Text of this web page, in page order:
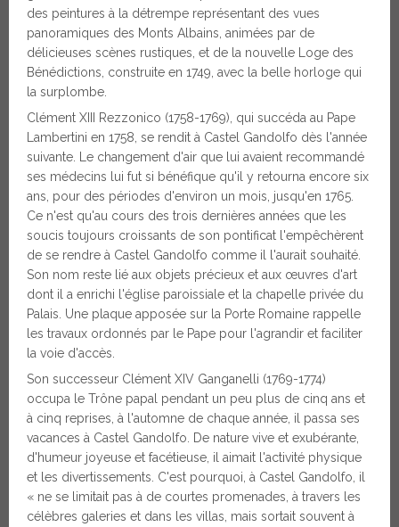
des peintures à la détrempe représentant des vues
panoramiques des Monts Albains, animées par de
délicieuses scènes rustiques, et de la nouvelle Loge des
Bénédictions, construite en 1749, avec la belle horloge qui
la surplombe.
Clément XIII Rezzonico (1758-1769), qui succéda au Pape
Lambertini en 1758, se rendit à Castel Gandolfo dès l'année
suivante. Le changement d'air que lui avaient recommandé
ses médecins lui fut si bénéfique qu'il y retourna encore six
ans, pour des périodes d'environ un mois, jusqu'en 1765.
Ce n'est qu'au cours des trois dernières années que les
soucis toujours croissants de son pontificat l'empêchèrent
de se rendre à Castel Gandolfo comme il l'aurait souhaité.
Son nom reste lié aux objets précieux et aux œuvres d'art
dont il a enrichi l'église paroissiale et la chapelle privée du
Palais. Une plaque apposée sur la Porte Romaine rappelle
les travaux ordonnés par le Pape pour l'agrandir et faciliter
la voie d'accès.
Son successeur Clément XIV Ganganelli (1769-1774)
occupa le Trône papal pendant un peu plus de cinq ans et
à cinq reprises, à l'automne de chaque année, il passa ses
vacances à Castel Gandolfo. De nature vive et exubérante,
d'humeur joyeuse et facétieuse, il aimait l'activité physique
et les divertissements. C'est pourquoi, à Castel Gandolfo, il
« ne se limitait pas à de courtes promenades, à travers les
célèbres galeries et dans les villas, mais sortait souvent à